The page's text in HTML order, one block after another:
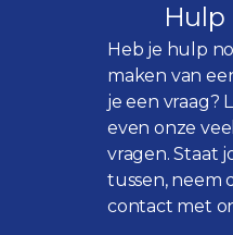
Hulp
Heb je hulp
maken van
je een vraag?
even onze
vragen. Staat
tussen, neem
contact met